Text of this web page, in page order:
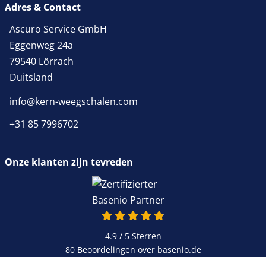
Adres & Contact
Ascuro Service GmbH
Eggenweg 24a
79540 Lörrach
Duitsland
info@kern-weegschalen.com
+31 85 7996702
Onze klanten zijn tevreden
4.9 van 5
4.9 / 5Sterren
80 Beoordelingen over basenio.de